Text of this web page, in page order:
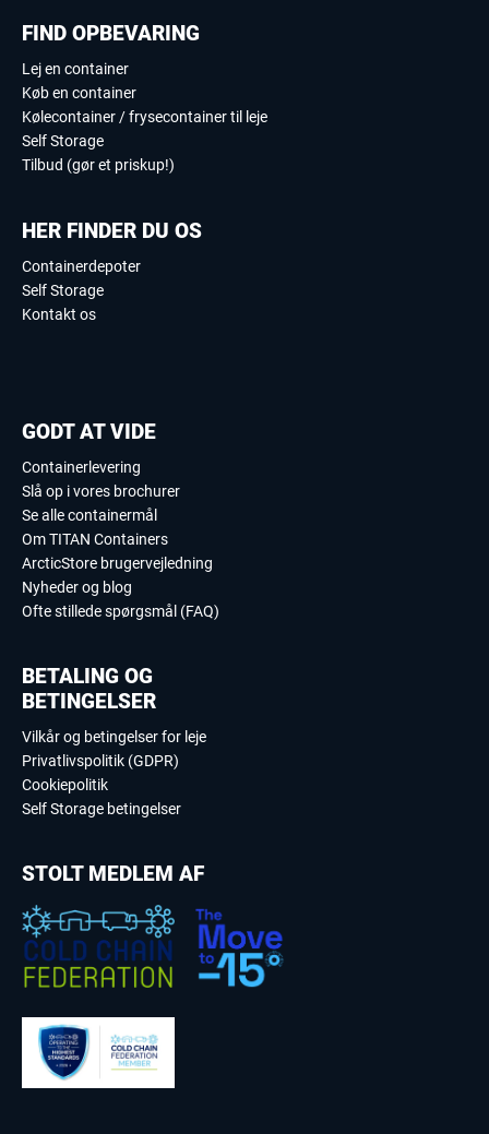
FIND OPBEVARING
Lej en container
Køb en container
Kølecontainer / frysecontainer til leje
Self Storage
Tilbud (gør et priskup!)
HER FINDER DU OS
Containerdepoter
Self Storage
Kontakt os
GODT AT VIDE
Containerlevering
Slå op i vores brochurer
Se alle containermål
Om TITAN Containers
ArcticStore brugervejledning
Nyheder og blog
Ofte stillede spørgsmål (FAQ)
BETALING OG
BETINGELSER
Vilkår og betingelser for leje
Privatlivspolitik (GDPR)
Cookiepolitik
Self Storage betingelser
STOLT MEDLEM AF